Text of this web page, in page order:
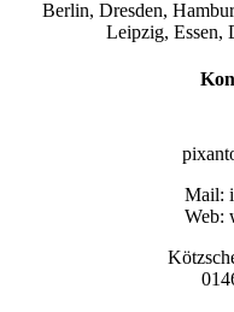
Berlin, Dresden,
Leipzig, Essen,
Mail:
Web: